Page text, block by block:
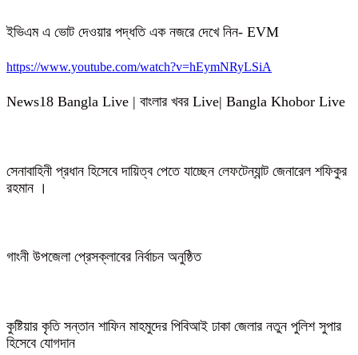
ইভিএম এ ভোট দেওয়ার পদ্ধতি এক নজরে দেখে নিন- EVM
https://www.youtube.com/watch?v=hEymNRyLSiA
News18 Bangla Live | বাংলার খবর Live| Bangla Khobor Live
সেনাবাহিনী প্রধান হিসেবে দায়িত্ব পেতে যাচ্ছেন লেফটেন্যান্ট জেনারেল শফিকুর
রহমান ।
গাংনী উপজেলা প্রেসক্লাবের নির্বাচন অনুষ্ঠিত
কুষ্টিয়ার কৃতি সন্তান শাফিন মাহমুদের পিবিআই ঢাকা জেলার নতুন পুলিশ সুপার
হিসেবে যোগদান